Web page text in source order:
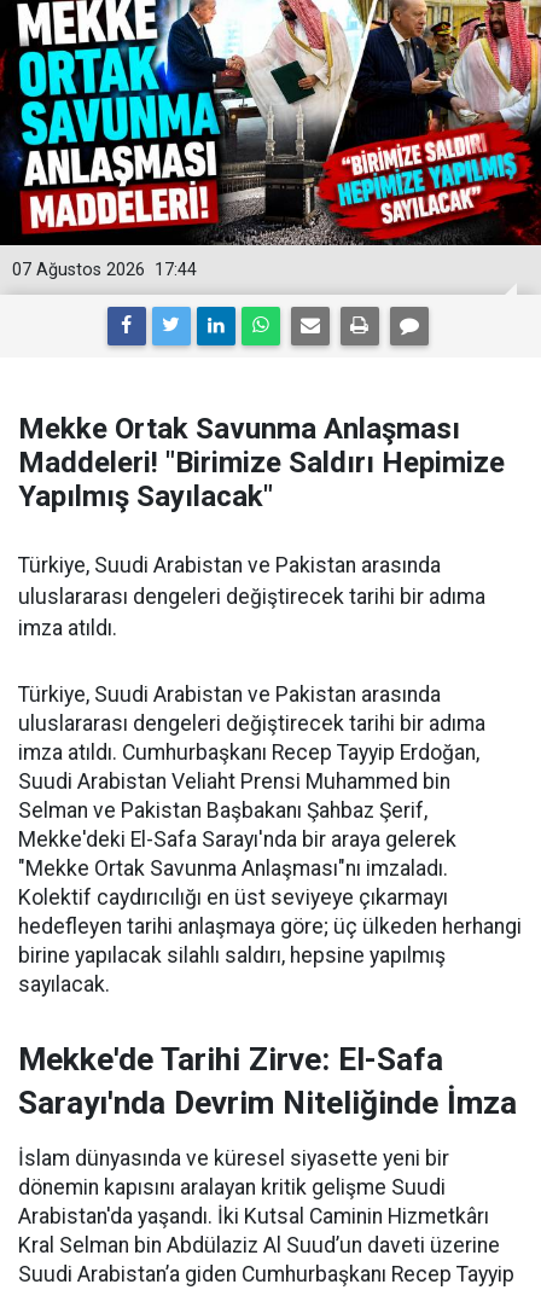
17:44
07 Ağustos 2026
Mekke Ortak Savunma Anlaşması
Maddeleri! "Birimize Saldırı Hepimize
Yapılmış Sayılacak"
Türkiye, Suudi Arabistan ve Pakistan arasında
uluslararası dengeleri değiştirecek tarihi bir adıma
imza atıldı.
Türkiye, Suudi Arabistan ve Pakistan arasında
uluslararası dengeleri değiştirecek tarihi bir adıma
imza atıldı. Cumhurbaşkanı Recep Tayyip Erdoğan,
Suudi Arabistan Veliaht Prensi Muhammed bin
Selman ve Pakistan Başbakanı Şahbaz Şerif,
Mekke'deki El-Safa Sarayı'nda bir araya gelerek
"Mekke Ortak Savunma Anlaşması"nı imzaladı.
Kolektif caydırıcılığı en üst seviyeye çıkarmayı
hedefleyen tarihi anlaşmaya göre; üç ülkeden herhangi
birine yapılacak silahlı saldırı, hepsine yapılmış
sayılacak.
Mekke'de Tarihi Zirve: El-Safa
Sarayı'nda Devrim Niteliğinde İmza
İslam dünyasında ve küresel siyasette yeni bir
dönemin kapısını aralayan kritik gelişme Suudi
Arabistan'da yaşandı. İki Kutsal Caminin Hizmetkârı
Kral Selman bin Abdülaziz Al Suud’un daveti üzerine
Suudi Arabistan’a giden Cumhurbaşkanı Recep Tayyip